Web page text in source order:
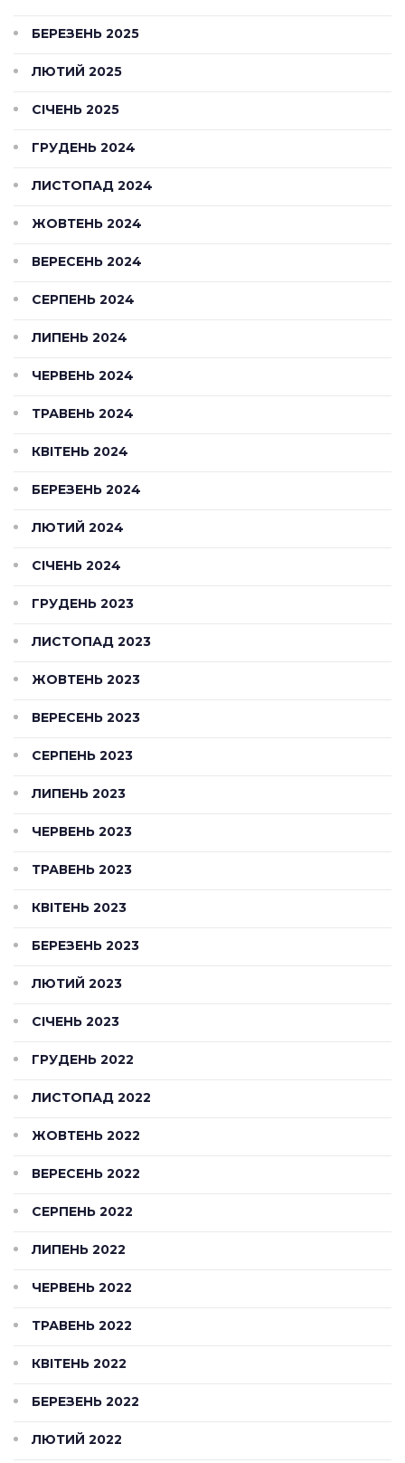
БЕРЕЗЕНЬ 2025
ЛЮТИЙ 2025
СІЧЕНЬ 2025
ГРУДЕНЬ 2024
ЛИСТОПАД 2024
ЖОВТЕНЬ 2024
ВЕРЕСЕНЬ 2024
СЕРПЕНЬ 2024
ЛИПЕНЬ 2024
ЧЕРВЕНЬ 2024
ТРАВЕНЬ 2024
КВІТЕНЬ 2024
БЕРЕЗЕНЬ 2024
ЛЮТИЙ 2024
СІЧЕНЬ 2024
ГРУДЕНЬ 2023
ЛИСТОПАД 2023
ЖОВТЕНЬ 2023
ВЕРЕСЕНЬ 2023
СЕРПЕНЬ 2023
ЛИПЕНЬ 2023
ЧЕРВЕНЬ 2023
ТРАВЕНЬ 2023
КВІТЕНЬ 2023
БЕРЕЗЕНЬ 2023
ЛЮТИЙ 2023
СІЧЕНЬ 2023
ГРУДЕНЬ 2022
ЛИСТОПАД 2022
ЖОВТЕНЬ 2022
ВЕРЕСЕНЬ 2022
СЕРПЕНЬ 2022
ЛИПЕНЬ 2022
ЧЕРВЕНЬ 2022
ТРАВЕНЬ 2022
КВІТЕНЬ 2022
БЕРЕЗЕНЬ 2022
ЛЮТИЙ 2022